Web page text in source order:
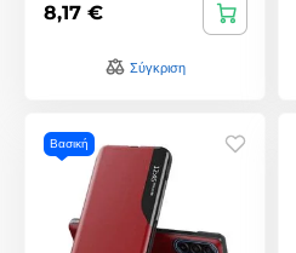
8,17 €
Σύγκριση
Βασική